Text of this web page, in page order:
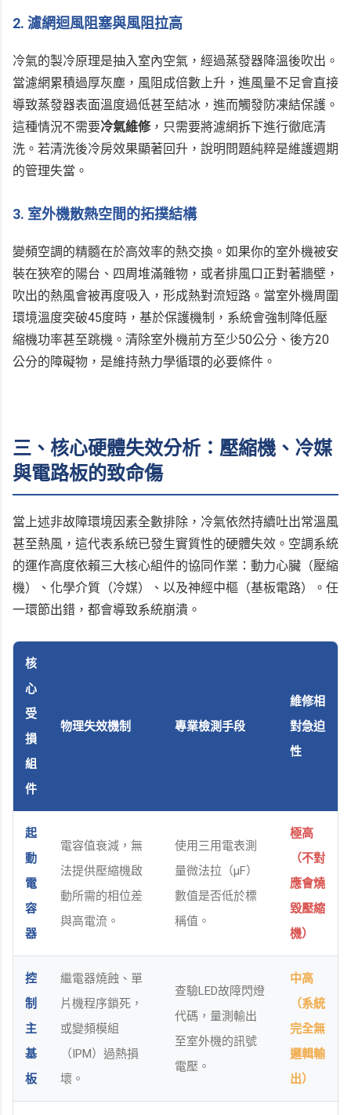
2. 濾網迴風阻塞與風阻拉高
冷氣的製冷原理是抽入室內空氣，經過蒸發器降溫後吹出。
當濾網累積過厚灰塵，風阻成倍數上升，進風量不足會直接
導致蒸發器表面溫度過低甚至結冰，進而觸發防凍結保護。
這種情況不需要冷氣維修，只需要將濾網拆下進行徹底清
洗。若清洗後冷房效果顯著回升，說明問題純粹是維護週期
的管理失當。
3. 室外機散熱空間的拓撲結構
變頻空調的精髓在於高效率的熱交換。如果你的室外機被安
裝在狹窄的陽台、四周堆滿雜物，或者排風口正對著牆壁，
吹出的熱風會被再度吸入，形成熱對流短路。當室外機周圍
環境溫度突破45度時，基於保護機制，系統會強制降低壓
縮機功率甚至跳機。清除室外機前方至少50公分、後方20
公分的障礙物，是維持熱力學循環的必要條件。
三、核心硬體失效分析：壓縮機、冷媒
與電路板的致命傷
當上述非故障環境因素全數排除，冷氣依然持續吐出常溫風
甚至熱風，這代表系統已發生實質性的硬體失效。空調系統
的運作高度依賴三大核心組件的協同作業：動力心臟（壓縮
機）、化學介質（冷媒）、以及神經中樞（基板電路）。任
一環節出錯，都會導致系統崩潰。
核
心
受
損
組
件
物理失效機制 專業檢測手段
維修相
對急迫
性
起
動
電
容
器
電容值衰減，無
法提供壓縮機啟
動所需的相位差
與高電流。
使用三用電表測
量微法拉（μF）
數值是否低於標
稱值。
極高
（不對
應會燒
毀壓縮
機）
控
制
主
基
板
繼電器燒蝕、單
片機程序鎖死，
或變頻模組
（IPM）過熱損
壞。
查驗LED故障閃燈
代碼，量測輸出
至室外機的訊號
電壓。
中高
（系統
完全無
邏輯輸
出）